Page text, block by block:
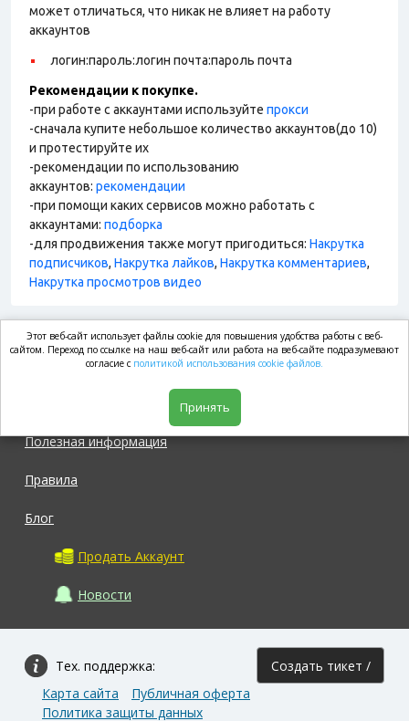
может отличаться, что никак не влияет на работу
аккаунтов
логин:пароль:логин почта:пароль почта
Рекомендации к покупке.
-при работе с аккаунтами используйте прокси
-сначала купите небольшое количество аккаунтов(до 10)
и протестируйте их
-рекомендации по использованию
аккаунтов: рекомендации
-при помощи каких сервисов можно работать с
аккаунтами: подборка
-для продвижения также могут пригодиться: Накрутка
подписчиков, Накрутка лайков, Накрутка комментариев,
Накрутка просмотров видео
market.com
Полезная информация
Правила
Блог
Продать Аккаунт
Новости
Тех. поддержка: Создать тикет /
Карта сайта
Публичная оферта
Политика защиты данных
Этот веб-сайт использует файлы cookie для повышения удобства работы с веб-
сайтом. Переход по ссылке на наш веб-сайт или работа на веб-сайте подразумевают
согласие с политикой использования cookie файлов.
Принять